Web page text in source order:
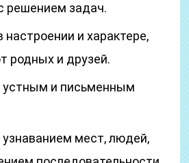
решением задач.
настроении и характере,
родных и друзей.
и письменным
мест, людей,